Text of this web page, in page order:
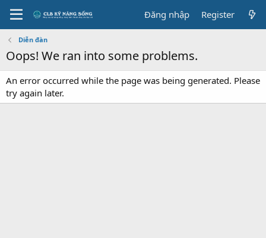
Đăng nhập Register
Diễn đàn
Oops! We ran into some problems.
An error occurred while the page was being generated. Please
try again later.